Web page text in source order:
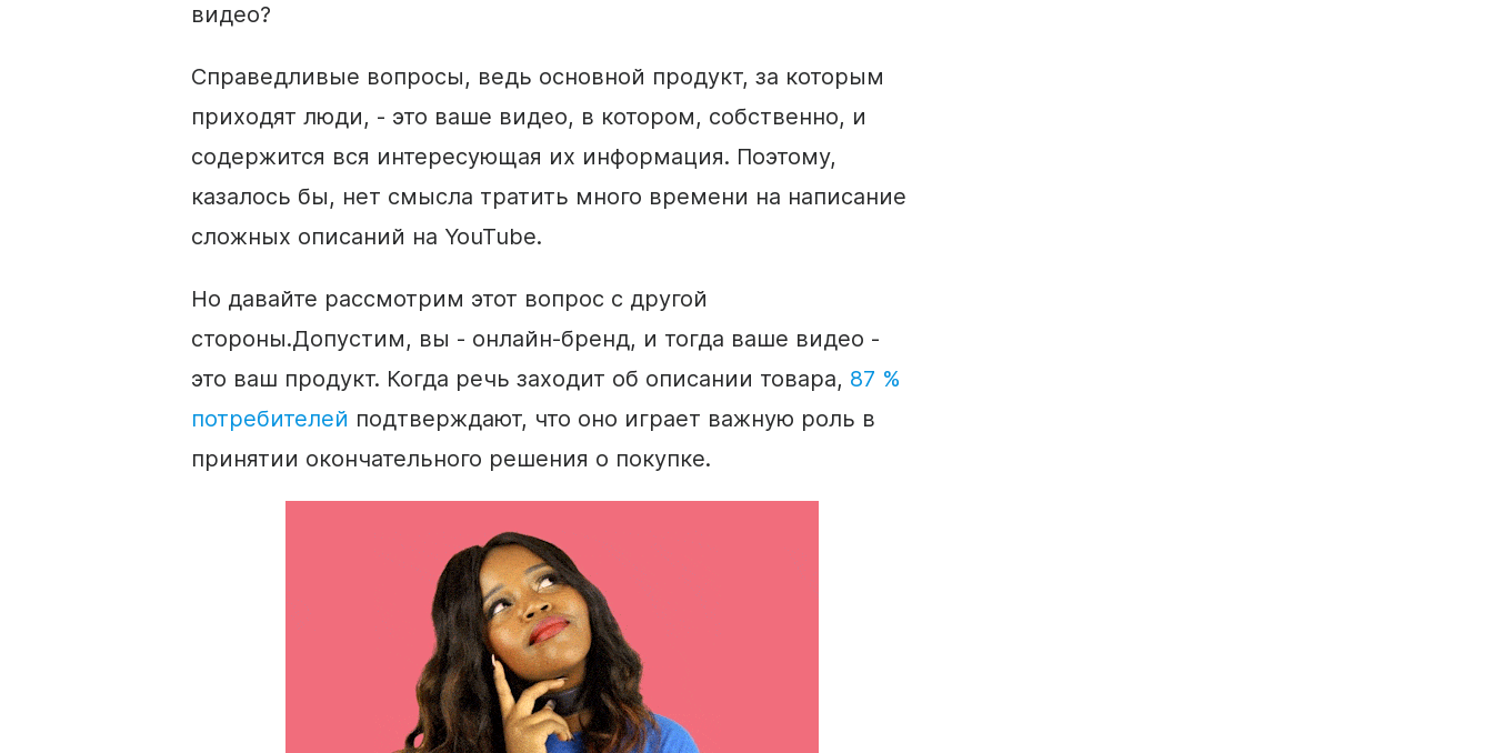
видео?
Справедливые вопросы, ведь основной продукт, за которым
приходят люди, - это ваше видео, в котором, собственно, и
содержится вся интересующая их информация. Поэтому,
казалось бы, нет смысла тратить много времени на написание
сложных описаний на YouTube.
Но давайте рассмотрим этот вопрос с другой
стороны.Допустим, вы - онлайн-бренд, и тогда ваше видео -
это ваш продукт. Когда речь заходит об описании товара, 87 %
потребителей подтверждают, что оно играет важную роль в
принятии окончательного решения о покупке.